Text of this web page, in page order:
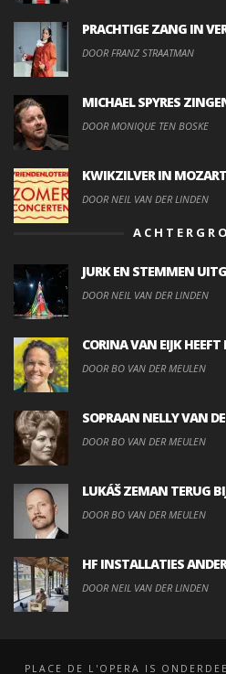
PRACHTIGE ZANG IN
DOOR FRANZ STRAATMAN
MICHAEL SPYRES
DOOR MONIQUE TEN BOSKE
KWIKZILVER IN
DOOR NEIL VAN DER LINDEN
JURK EN STEMMEN
DOOR NEIL VAN DER LINDEN
CORINA VAN EIJK HEEFT
DOOR BO VAN DER MEULEN
SOPRAAN NELLY VAN
DOOR BO VAN DER MEULEN
LUKÁŠ ZEMAN TERUG
DOOR BO VAN DER MEULEN
HF INSTALLATIES
DOOR NEIL VAN DER LINDEN
PLACE DE L'OPERA IS